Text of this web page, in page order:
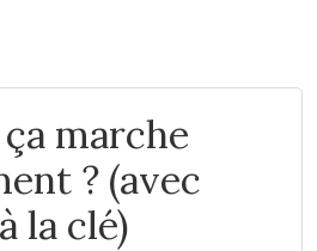
marche
? (avec
la clé)